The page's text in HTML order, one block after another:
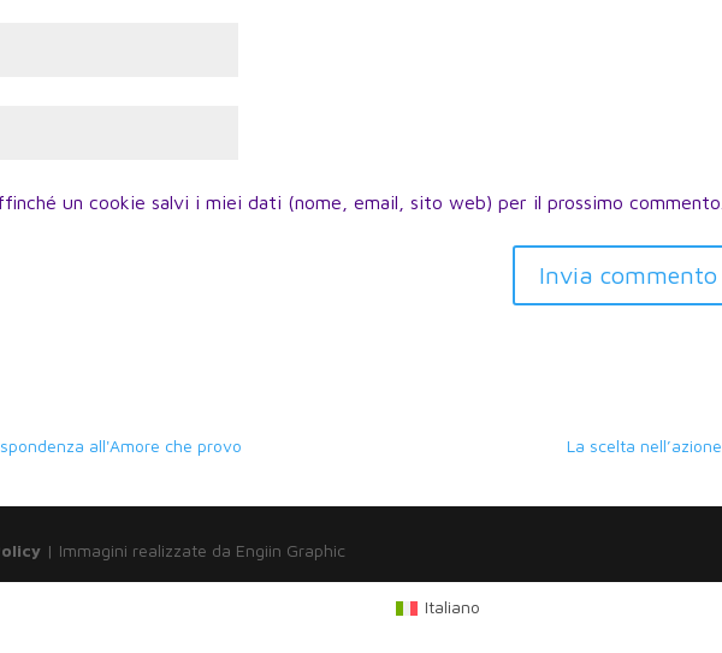
un cookie salvi i miei dati (nome, email, sito web) per il prossimo commento.
Invia commento
all'Amore che provo La scelta nell’azione
| Immagini realizzate da Engiin Graphic
Italiano